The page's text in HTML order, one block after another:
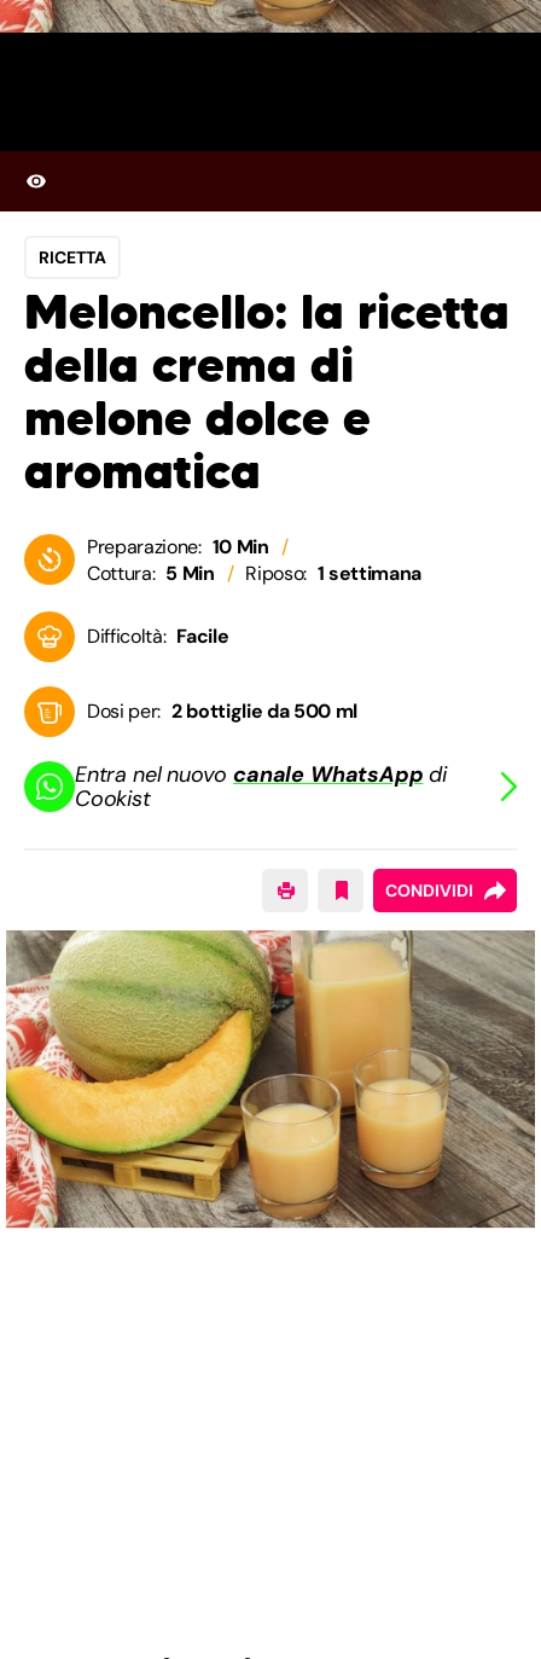
RICETTA
Meloncello: la ricetta
della crema di
melone dolce e
aromatica
Preparazione: 10 Min
Cottura: 5 Min Riposo: 1 settimana
Difficoltà: Facile
Dosi per: 2 bottiglie da 500 ml
Entra nel nuovocanale WhatsApp di
Cookist
CONDIVIDI